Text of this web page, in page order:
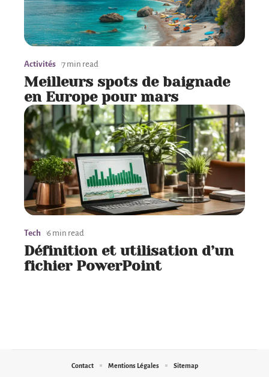
Activités 7 min read
Meilleurs spots de baignade
en Europe pour mars
Tech 6 min read
Définition et utilisation d’un
fichier PowerPoint
Contact Mentions Légales Sitemap